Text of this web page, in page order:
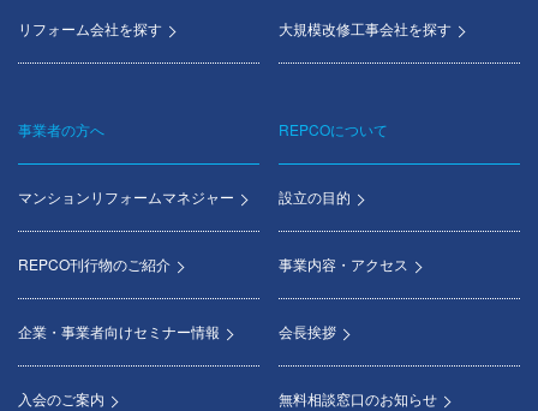
リフォーム会社を探す 大規模改修工事会社を探す
事業者の方へ
マンションリフォームマネジャー
REPCO刊行物のご紹介
企業・事業者向けセミナー情報
入会のご案内
REPCOについて
設立の目的
事業内容・アクセス
会長挨拶
無料相談窓口のお知らせ